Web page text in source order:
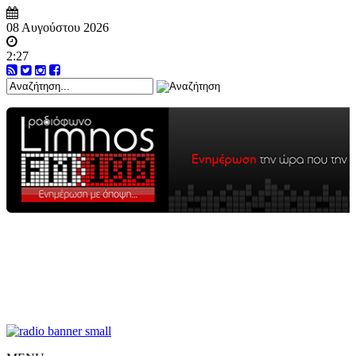
08 Αυγούστου 2026
2:27